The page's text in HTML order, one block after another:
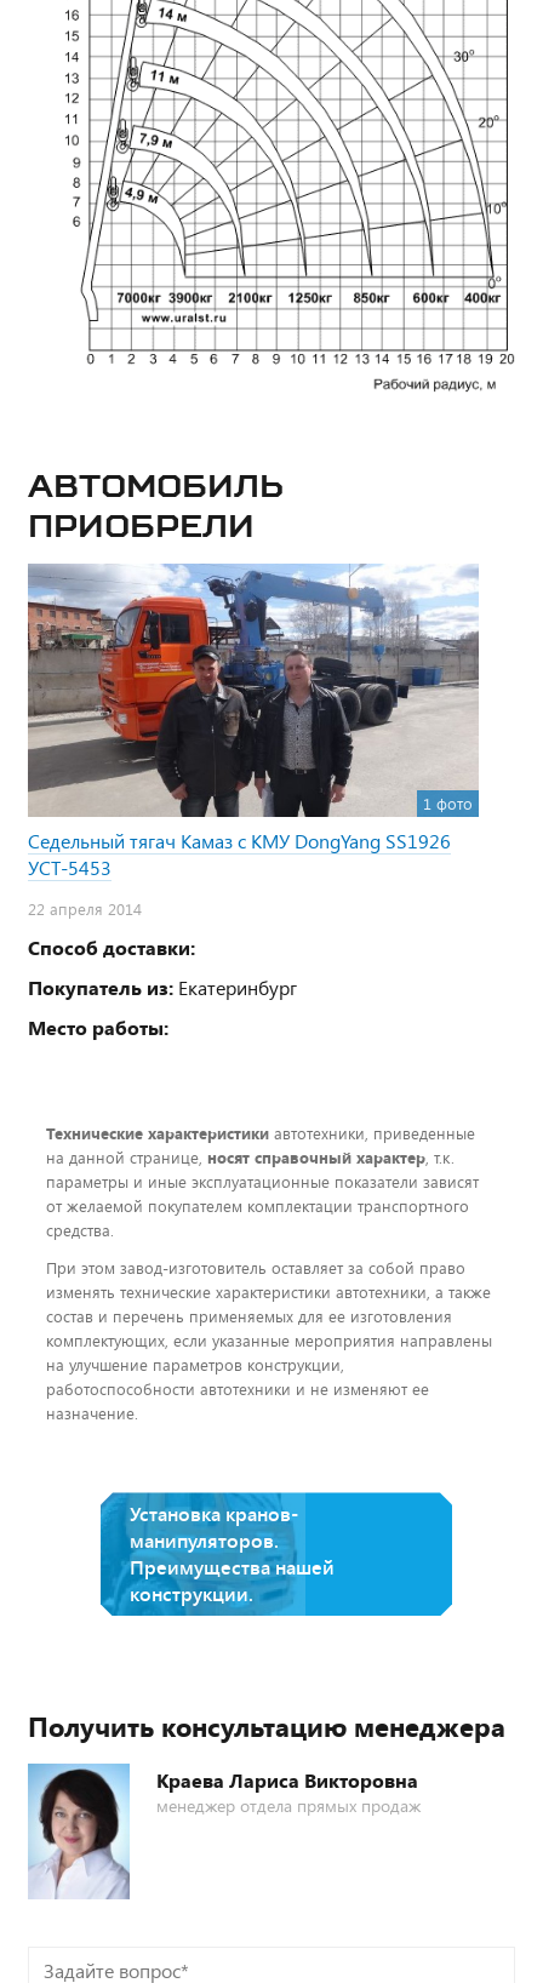
Автомобиль
приобрели
1 фото
Седельный тягач Камаз с КМУ DongYang SS1926
УСТ-5453
22 апреля 2014
Способ доставки:
Покупатель из: Екатеринбург
Место работы:
Технические характеристики автотехники, приведенные
на данной странице, носят справочный характер, т.к.
параметры и иные эксплуатационные показатели зависят
от желаемой покупателем комплектации транспортного
средства.
При этом завод-изготовитель оставляет за собой право
изменять технические характеристики автотехники, а также
состав и перечень применяемых для ее изготовления
комплектующих, если указанные мероприятия направлены
на улучшение параметров конструкции,
работоспособности автотехники и не изменяют ее
назначение.
Установка кранов-
манипуляторов.
Преимущества нашей
конструкции.
Получить консультацию менеджера
Краева Лариса Викторовна
менеджер отдела прямых продаж
Задайте